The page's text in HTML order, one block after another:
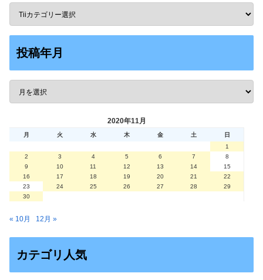
投稿年月
2020年11月
月 火 水 木 金 土
日
1
2
3 4 5 6 7
8
9
10 11 12 13 14
15
16
17 18 19 20 21
22
23
24 25 26 27 28
29
30
« 10月 12月 »
カテゴリ人気